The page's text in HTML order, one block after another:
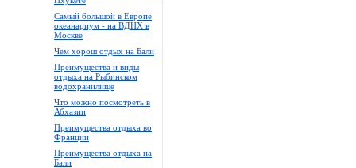
Самый большой в Европе
океанариум - на ВДНХ в
Москве
Чем хорош отдых на Бали
Преимущества и виды
отдыха на Рыбинском
водохранилище
Что можно посмотреть в
Абхазии
Преимущества отдыха во
Франции
Преимущества отдыха на
Бали